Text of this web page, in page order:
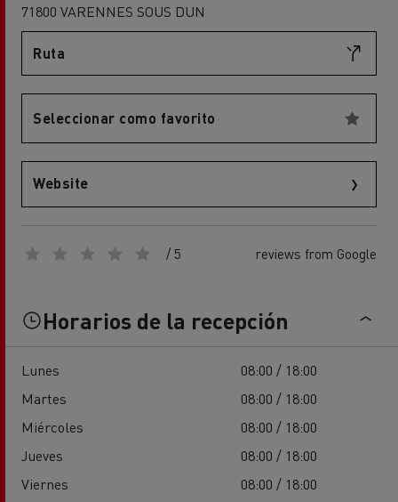
71800 VARENNES SOUS DUN
Ruta
Seleccionar como favorito
Website
/ 5 reviews from Google
Horarios de la recepción
Lunes
08:00 / 18:00
Martes
08:00 / 18:00
Miércoles
08:00 / 18:00
Jueves
08:00 / 18:00
Viernes
08:00 / 18:00